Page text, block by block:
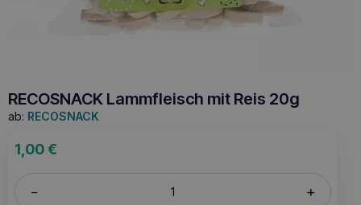
RECOSNACK Lammfleisch mit Reis 20g
ab: RECOSNACK
1,00€
– +